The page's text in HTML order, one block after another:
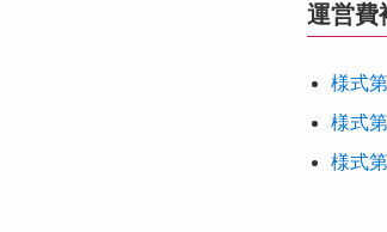
運営費
様式
様式
様式